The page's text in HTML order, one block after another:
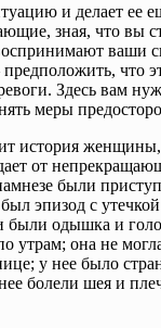
и делает ее
зная, что вы
ваши
что
Здесь вам
меры
история женщины,
от
были
эпизод с
были одышка и
утрам; она не
у нее было
болели шея и